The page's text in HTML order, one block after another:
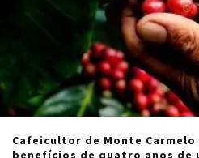
Cafeicultor de Monte Carmelo
benefícios de quatro anos de